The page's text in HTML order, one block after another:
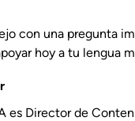
con una pregunta
hoy a tu lengua
es Director de